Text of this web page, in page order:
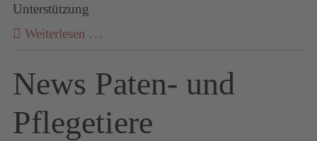
Unterstützung
Weiterlesen …
News Paten- und
Pflegetiere